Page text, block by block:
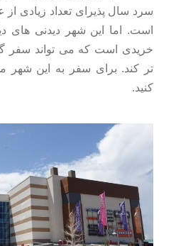
سرد سال پذیرای تعداد زیادی از
است. اما این شهر دیدنی های
خریدی است که می تواند سفر
تر کند. برای سفر به این شهر
کنید.